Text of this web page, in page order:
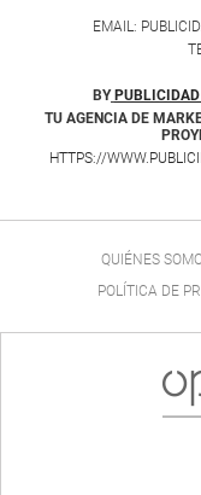
EMAIL:
BY PUBLICIDAD
TU AGENCIA DE
HTTPS://
QUIÉNES
POLÍTICA DE